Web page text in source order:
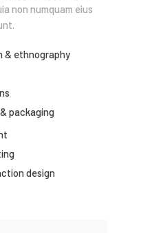
non numquam eius
& ethnography
packaging
design